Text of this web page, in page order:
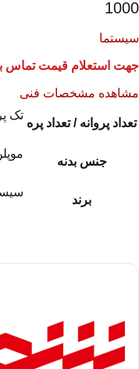
1000
سیستما
جهت استعلام قیمت تماس
مشاهده مشخصات فنی
تعداد پروانه / تعداد پره
تک
جنس بدنه
برند